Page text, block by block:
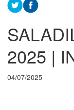
2025 |
04/07/2025